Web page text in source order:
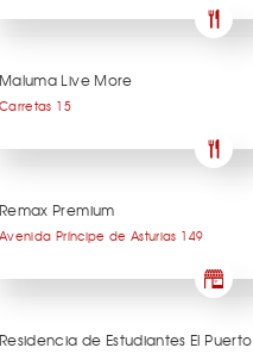
Maluma Live More
Carretas 15
Remax Premium
Avenida Príncipe de Asturias 149
Residencia de Estudiantes El Puerto